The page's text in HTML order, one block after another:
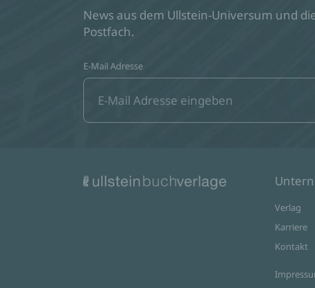
News aus dem Ullstein-Universum und
Postfach.
E-Mail Adresse
Verlag
Karriere
Kontakt